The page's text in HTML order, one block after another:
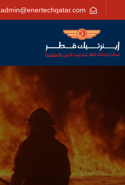
admin@enertechqatar.com